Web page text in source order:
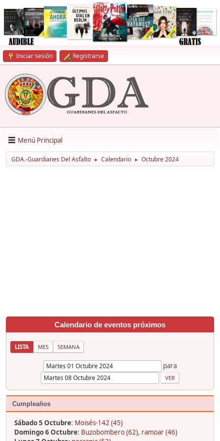
Iniciar sesión Registrarse
Menú Principal
GDA.-Guardianes Del Asfalto ► Calendario ► Octubre 2024
Calendario de eventos próximos
LISTA MES SEMANA
para
Cumpleaños
Sábado 5 Octubre: Moisés-142 (45)
Domingo 6 Octubre: Buzobombero (62), ramoar (46)